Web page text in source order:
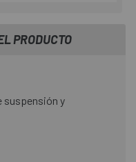
PRODUCTO
suspensión y